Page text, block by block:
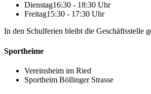
Dienstag16:30 - 18:30 Uhr
Freitag15:30 - 17:30 Uhr
In den Schulferien bleibt die Geschäftsstelle
Sportheime
Vereinsheim im Ried
Sportheim Böllinger Strasse